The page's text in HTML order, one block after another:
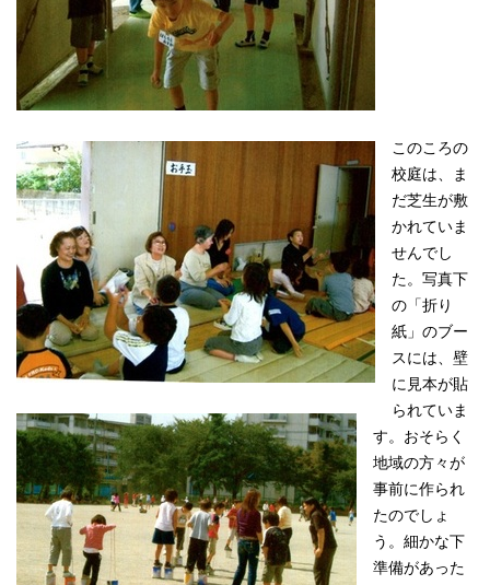
このころの
校庭は、ま
だ芝生が敷
かれていま
せんでし
た。写真下
の「折り
紙」のブー
スには、壁
に見本が貼
られていま
す。おそらく
地域の方々が
事前に作られ
たのでしょ
う。細かな下
準備があった